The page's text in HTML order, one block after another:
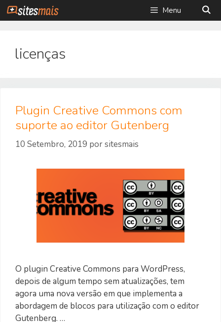
Saltar
para
Menu
licenças
Plugin Creative Commons com
suporte ao editor Gutenberg
10 Setembro, 2019 porsitesmais
O plugin Creative Commons para WordPress,
depois de algum tempo sem atualizações, tem
agora uma nova versão em que implementa a
abordagem de blocos para utilização com o editor
Gutenberg. …